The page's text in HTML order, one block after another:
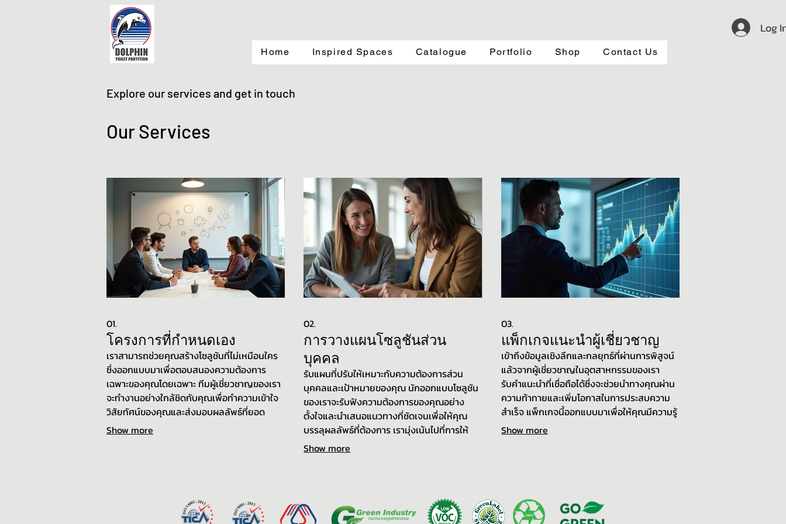
Log
Home Inspired Spaces Catalogue Portfolio Shop Contact Us
Explore our services and get in touch
Our Services
01.
โครงการที่กำหนดเอง
เราสามารถช่วยคุณสร้างโซลูชันที่ไม่เหมือนใคร
ซึ่งออกแบบมาเพื่อตอบสนองความต้องการ
เฉพาะของคุณโดยเฉพาะ ทีมผู้เชี่ยวชาญของเรา
จะทำงานอย่างใกล้ชิดกับคุณเพื่อทำความเข้าใจ
วิสัยทัศน์ของคุณและส่งมอบผลลัพธ์ที่ยอด
เยี่ยม บริการนี้เหมาะสำหรับโครงการที่ต้องการ
Show more
02.
การวางแผนโซลูชันส่วน
บุคคล
รับแผนที่ปรับให้เหมาะกับความต้องการส่วน
บุคคลและเป้าหมายของคุณ นักออกแบบโซลูชัน
ของเราจะรับฟังความต้องการของคุณอย่าง
ตั้งใจและนำเสนอแนวทางที่ชัดเจนเพื่อให้คุณ
บรรลุผลลัพธ์ที่ต้องการ เรามุ่งเน้นไปที่การให้
โซลูชันที่ใช้งานได้จริงและมีประสิทธิภาพซึ่ง
Show more
03.
แพ็กเกจแนะนำผู้เชี่ยวชาญ
เข้าถึงข้อมูลเชิงลึกและกลยุทธ์ที่ผ่านการพิสูจน์
แล้วจากผู้เชี่ยวชาญในอุตสาหกรรมของเรา
รับคำแนะนำที่เชื่อถือได้ซึ่งจะช่วยนำทางคุณผ่าน
ความท้าทายและเพิ่มโอกาสในการประสบความ
สำเร็จ แพ็กเกจนี้ออกแบบมาเพื่อให้คุณมีความรู้
และเครื่องมือที่จำเป็นในการตัดสินใจอย่างมี
Show more